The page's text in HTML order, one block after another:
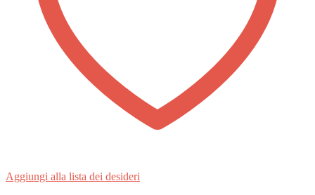
Aggiungi alla lista dei desideri